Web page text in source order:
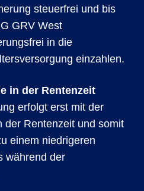
steuerfrei und bis
GRV West
in die
einzahlen.
in der Rentenzeit
erfolgt erst mit der
der Rentenzeit und somit
einem niedrigeren
während der